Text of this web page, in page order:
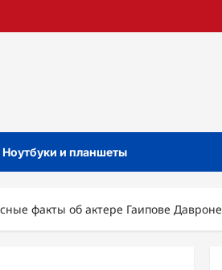
Ноутбуки и планшеты
факты об актере Гаипове Давроне